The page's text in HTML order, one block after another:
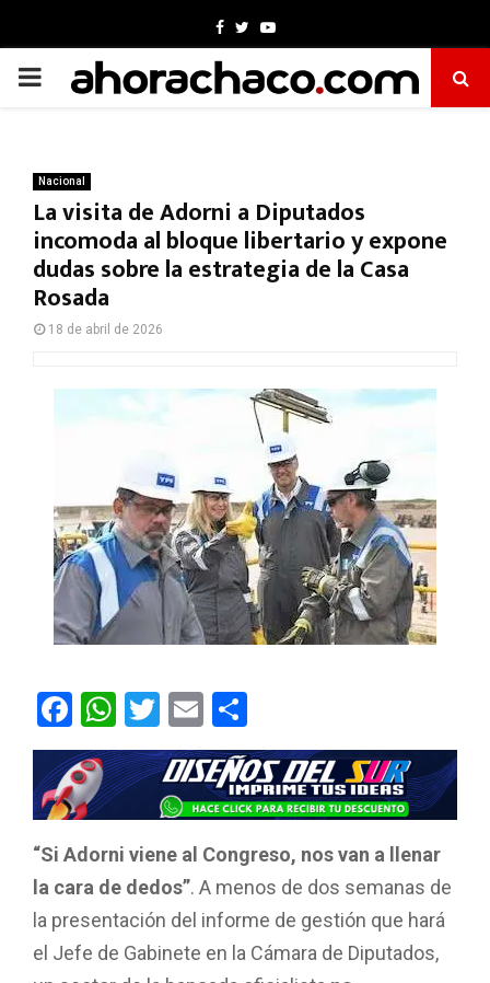
Facebook
TwitterYoutube
PRIMARY
Nacional
La visita de Adorni a Diputados
incomoda al bloque libertario y expone
dudas sobre la estrategia de la Casa
Rosada
18 de abril de 2026
F
a
ce
b
o
o
k
W
h
at
s
A
p
p
T
wi
tt
er
E
m
ail
o
m
p
ar
tir
“Si Adorni viene al Congreso, nos van a llenar
la cara de dedos”. A menos de dos semanas de
la presentación del informe de gestión que hará
el Jefe de Gabinete en la Cámara de Diputados,